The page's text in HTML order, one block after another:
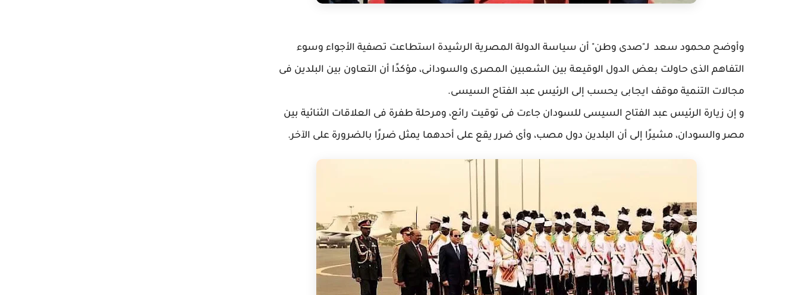
وأوضح محمود سعد لـ"صدى وطن" أن سياسة الدولة المصرية الرشيدة استطاعت تصفية الأجواء وسوء
التفاهم الذى حاولت بعض الدول الوقيعة بين الشعبين المصرى والسودانى، مؤكدًا أن التعاون بين البلدين فى
مجالات التنمية موقف ايجابى يحسب إلى الرئيس عبد الفتاح السيسى.
و إن زيارة الرئيس عبد الفتاح السيسى للسودان جاءت فى توقيت رائع، ومرحلة طفرة فى العلاقات الثنائية بين
مصر والسودان، مشيرًا إلى أن البلدين دول مصب، وأى ضرر يقع على أحدهما يمثل ضررًا بالضرورة على الآخر.